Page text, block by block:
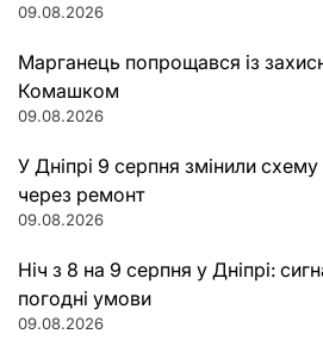
09.08.2026
Марганець попрощався із
Комашком
09.08.2026
У Дніпрі 9 серпня змінили
через ремонт
09.08.2026
Ніч з 8 на 9 серпня у Дніпрі:
погодні умови
09.08.2026